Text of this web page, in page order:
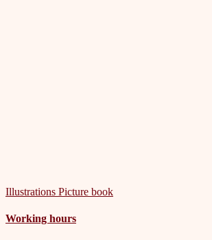
Illustrations Picture book
Working hours